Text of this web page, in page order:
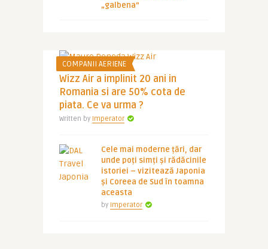
„galbena”
COMPANII AERIENE
Wizz Air a implinit 20 ani in
Romania si are 50% cota de
piata. Ce va urma ?
Written by Imperator
Cele mai moderne țări, dar
unde poți simți și rădăcinile
istoriei – vizitează Japonia
și Coreea de Sud în toamna
aceasta
by Imperator